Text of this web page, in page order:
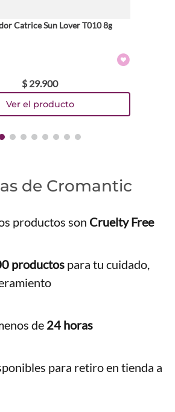
Catrice Sun Lover T010 8g
$ 29.900
de Cromantic
productos son Cruelty Free
productos para tu cuidado,
de 24 horas
para retiro en tienda a